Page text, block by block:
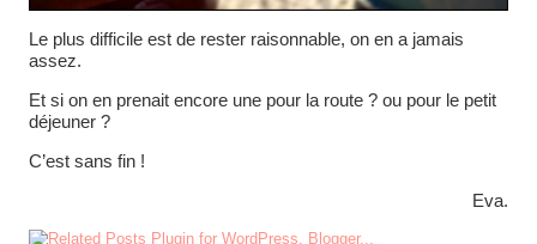
Le plus difficile est de rester raisonnable, on en a jamais
assez.
Et si on en prenait encore une pour la route ? ou pour le petit
déjeuner ?
C’est sans fin !
Eva.